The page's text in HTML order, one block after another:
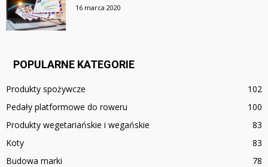
16 marca 2020
POPULARNE KATEGORIE
Produkty spożywcze
102
Pedały platformowe do roweru
100
Produkty wegetariańskie i wegańskie
83
Koty
83
Budowa marki
78